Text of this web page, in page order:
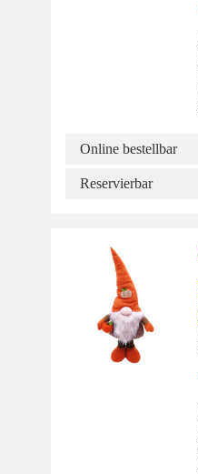
Online bestellbar
Reservierbar